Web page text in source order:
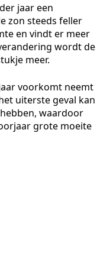
jaar een
zon steeds feller
en vindt er meer
wordt de
meer.
voorkomt neemt
uiterste geval kan
waardoor
grote moeite